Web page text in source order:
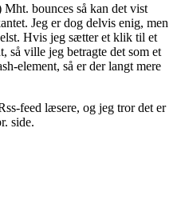
Mht. bounces så kan det vist
Jeg er dog delvis enig, men
Hvis jeg sætter et klik til et
så ville jeg betragte det som et
element, så er der langt mere
feed læsere, og jeg tror det er
side.